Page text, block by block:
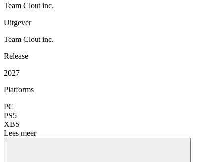
Team Clout inc.
Uitgever
Team Clout inc.
Release
2027
Platforms
PC
PS5
XBS
Lees meer